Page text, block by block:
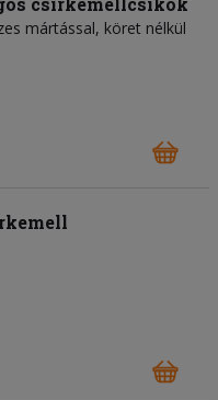
mártással, köret nélkül